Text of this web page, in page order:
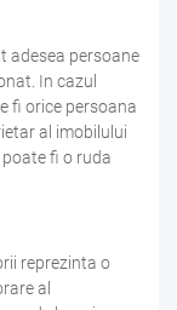
adesea persoane
In cazul
fi orice persoana
al imobilului
fi o ruda
reprezinta o
al